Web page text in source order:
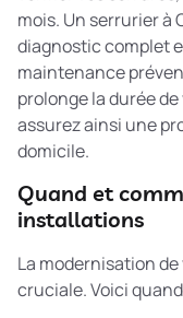
mois. Un serrurier
diagnostic complet
maintenance
prolonge la durée
assurez ainsi une
domicile.
Quand et
installations
La modernisation
cruciale. Voici